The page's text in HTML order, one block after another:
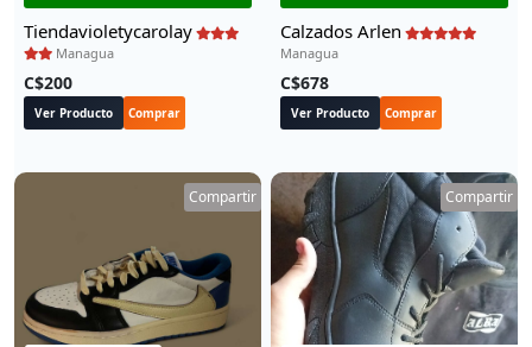
Tiendavioletycarolay
Managua
C$200
Ver Producto Comprar
Calzados Arlen
Managua
C$678
Ver Producto Comprar
Compartir Compartir